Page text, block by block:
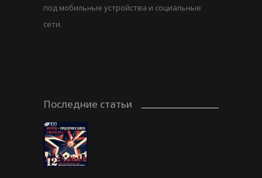
под мобильные устройства и социальные
сети.
Последние статьи